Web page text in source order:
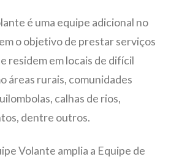
é uma equipe adicional no
o objetivo de prestar serviços
residem em locais de difícil
áreas rurais, comunidades
calhas de rios,
dentre outros.
Volante amplia a Equipe de